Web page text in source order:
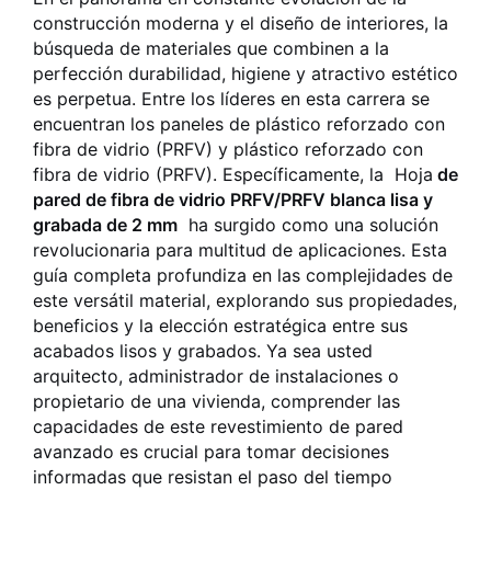
construcción moderna y el diseño de interiores, la
búsqueda de materiales que combinen a la
perfección durabilidad, higiene y atractivo estético
es perpetua. Entre los líderes en esta carrera se
encuentran los paneles de plástico reforzado con
fibra de vidrio (PRFV) y plástico reforzado con
fibra de vidrio (PRFV). Específicamente, la Hoja de
pared de fibra de vidrio PRFV/PRFV blanca lisa y
grabada de 2 mm ha surgido como una solución
revolucionaria para multitud de aplicaciones. Esta
guía completa profundiza en las complejidades de
este versátil material, explorando sus propiedades,
beneficios y la elección estratégica entre sus
acabados lisos y grabados. Ya sea usted
arquitecto, administrador de instalaciones o
propietario de una vivienda, comprender las
capacidades de este revestimiento de pared
avanzado es crucial para tomar decisiones
informadas que resistan el paso del tiempo